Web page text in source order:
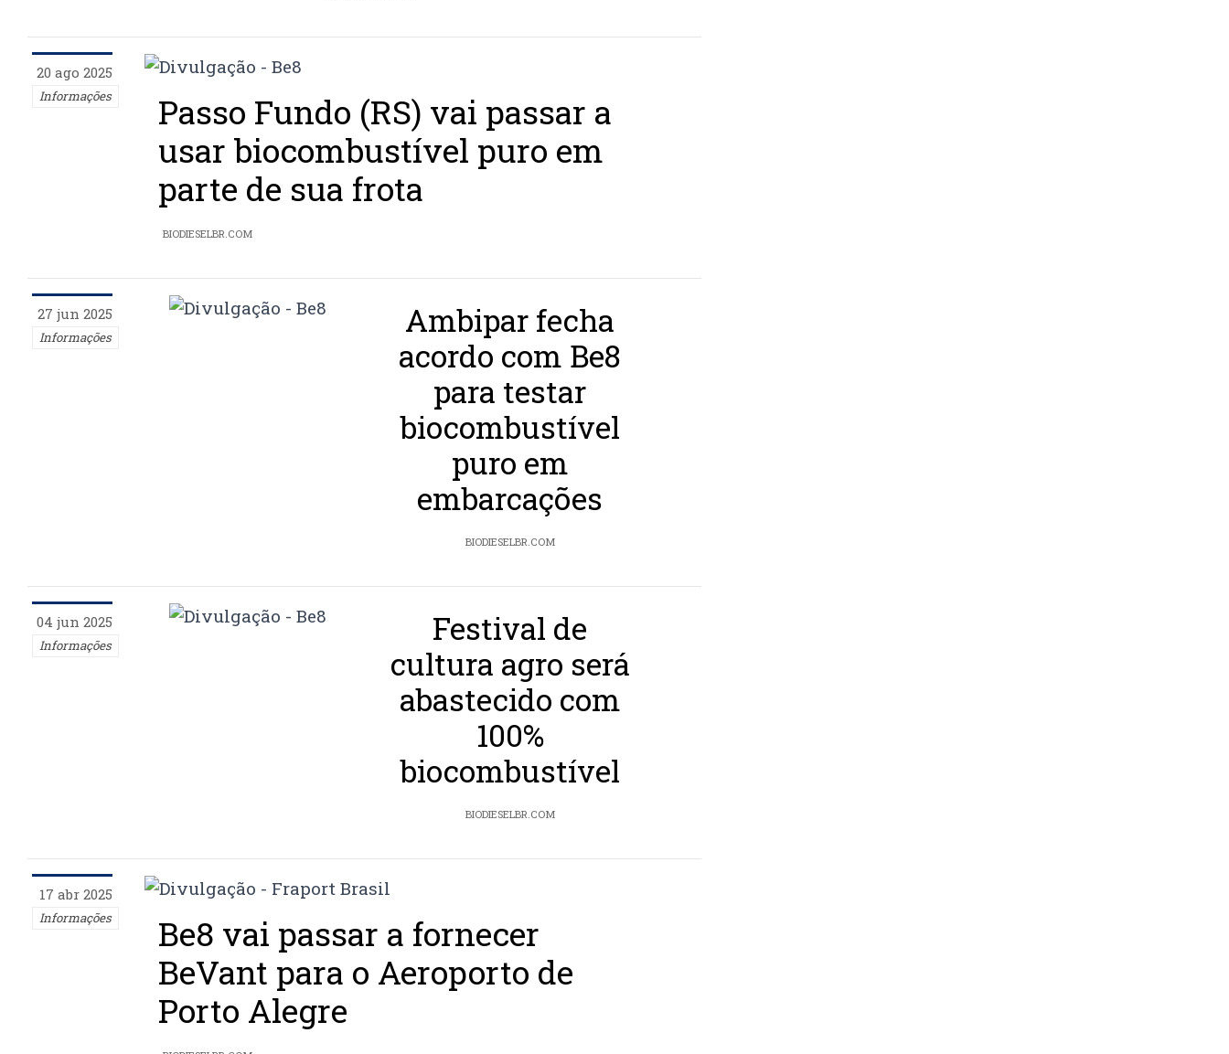
20 ago 2025
Informações
Passo Fundo (RS) vai passar a
usar biocombustível puro em
parte de sua frota
BIODIESELBR.COM
27 jun 2025
Informações
Ambipar fecha
acordo com Be8
para testar
biocombustível
puro em
embarcações
BIODIESELBR.COM
04 jun 2025
Informações
Festival de
cultura agro será
abastecido com
100%
biocombustível
BIODIESELBR.COM
17 abr 2025
Informações
Be8 vai passar a fornecer
BeVant para o Aeroporto de
Porto Alegre